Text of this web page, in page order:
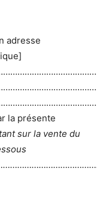
adresse
la présente
sur la vente du